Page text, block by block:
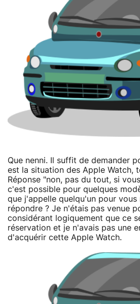
Que nenni. Il suffit de demander
est la situation des Apple Watch,
Réponse "non, pas du tout, si
c'est possible pour quelques
que j'appelle quelqu'un pour vous
répondre ? Je n'étais pas venue
considérant logiquement que ce
réservation et je n'avais pas une
d'acquérir cette Apple Watch.